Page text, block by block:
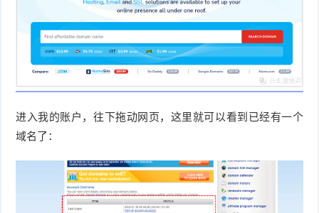
进入我的账户，往下拖动网页，这里就可以看到已经有一个
域名了：